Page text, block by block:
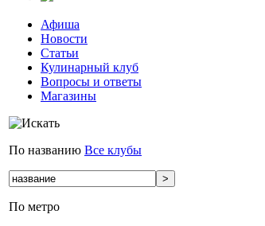
Афиша
Новости
Статьи
Кулинарный клуб
Вопросы и ответы
Магазины
По названию Все клубы
По метро